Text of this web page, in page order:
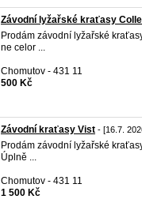
Závodní lyžařské kraťasy Colle
Prodám závodní lyžařské
ne celor ...
Chomutov - 431 11
500 Kč
Závodní kraťasy Vist - [16.7.
Prodám závodní lyžařské
Úplně ...
Chomutov - 431 11
1 500 Kč